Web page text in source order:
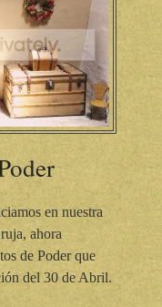
en nuestra
ahora
de Poder que
del 30 de Abril.